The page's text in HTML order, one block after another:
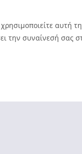
αυτή
την συναίνεσή σας